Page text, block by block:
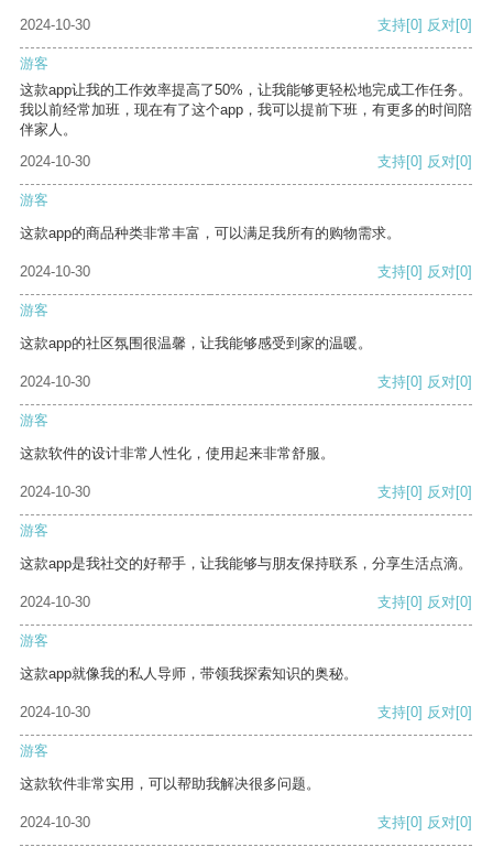
2024-10-30 支持[0] 反对[0]
游客
这款app让我的工作效率提高了50%，让我能够更轻松地完成工作任务。
我以前经常加班，现在有了这个app，我可以提前下班，有更多的时间陪
伴家人。
2024-10-30
支持[0] 反对[0]
游客
这款app的商品种类非常丰富，可以满足我所有的购物需求。
2024-10-30 支持[0] 反对[0]
游客
这款app的社区氛围很温馨，让我能够感受到家的温暖。
2024-10-30 支持[0] 反对[0]
游客
这款软件的设计非常人性化，使用起来非常舒服。
2024-10-30 支持[0] 反对[0]
游客
这款app是我社交的好帮手，让我能够与朋友保持联系，分享生活点滴。
2024-10-30 支持[0] 反对[0]
游客
这款app就像我的私人导师，带领我探索知识的奥秘。
2024-10-30 支持[0] 反对[0]
游客
这款软件非常实用，可以帮助我解决很多问题。
2024-10-30 支持[0] 反对[0]